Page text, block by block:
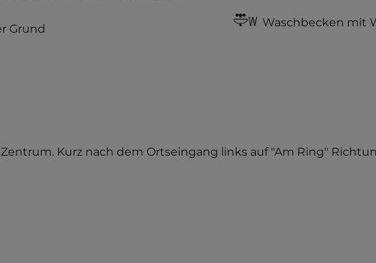
Grund Waschbecken mit
Kurz nach dem Ortseingang links auf "Am Ring"